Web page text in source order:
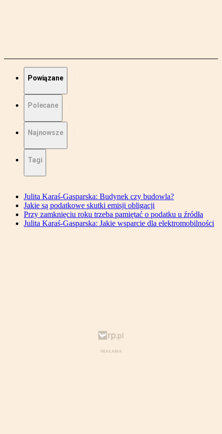
Powiązane
Polecane
Najnowsze
Tagi
Julita Karaś-Gasparska: Budynek czy budowla?
Jakie są podatkowe skutki emisji obligacji
Przy zamknięciu roku trzeba pamiętać o podatku u źródła
Julita Karaś-Gasparska: Jakie wsparcie dla elektromobilności